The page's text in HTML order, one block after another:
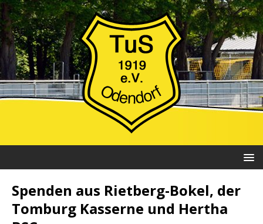
Spenden aus Rietberg-Bokel, der
Tomburg Kasserne und Hertha